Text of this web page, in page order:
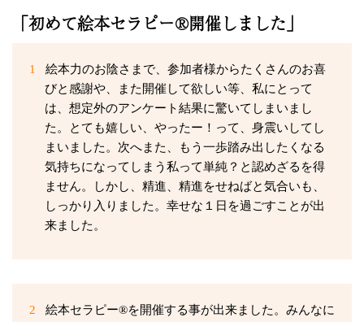
「初めて絵本セラピー®開催しました」
1
絵本力のお陰さまで、参加者様からたくさんのお喜
びと感謝や、また開催して欲しい等、私にとって
は、想定外のアンケート結果に驚いてしまいまし
た。とても嬉しい、やったー！って、身震いしてし
まいました。次へまた、もう一歩踏み出したくなる
気持ちになってしまう私って単純？と認めざるを得
ません。しかし、精進、精進をせねばと気合いも、
しっかり入りました。幸せな１日を過ごすことが出
来ました。
2
絵本セラピー®を開催する事が出来ました。みんなに